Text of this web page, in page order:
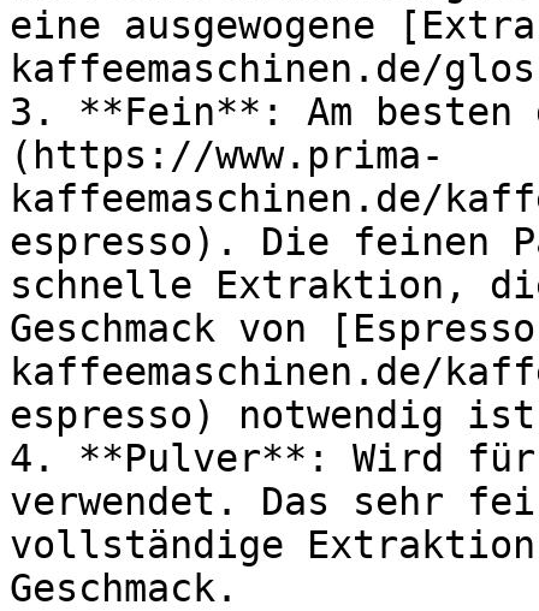
eine ausgewogene
kaffeemaschinen.de/
3. **Fein**: Am
(https://www.prima-
kaffeemaschinen.de/
espresso). Die feinen
schnelle Extraktion,
Geschmack von
kaffeemaschinen.de/
espresso) notwendig
4. **Pulver**: Wird für
verwendet. Das sehr
vollständige
Geschmack.